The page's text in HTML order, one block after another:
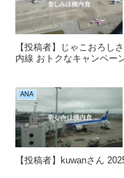
【投稿者】じゃこおろし
内線 おトクなキャンペー
ANA
【投稿者】kuwanさん